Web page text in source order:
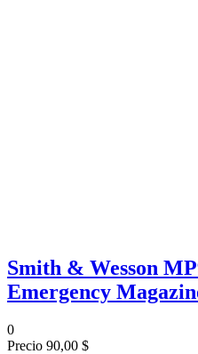
Smith & Wesson
Emergency
0
Precio 90,00 $